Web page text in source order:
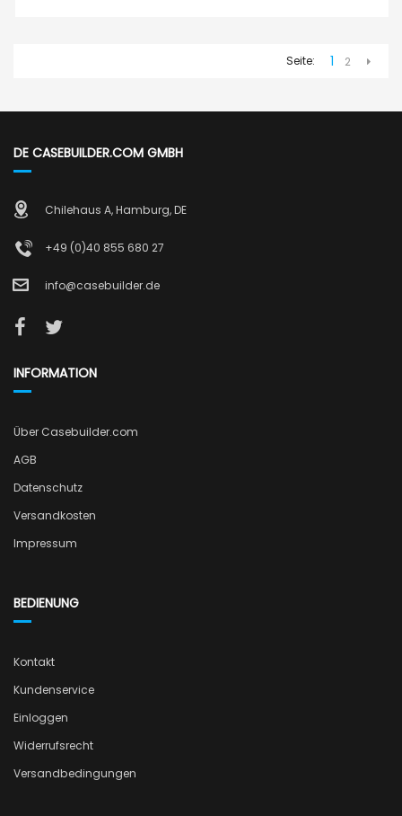
Seite: 1 2
DE CASEBUILDER.COM GMBH
Chilehaus A, Hamburg, DE
+49 (0)40 855 680 27
info@casebuilder.de
INFORMATION
Über Casebuilder.com
AGB
Datenschutz
Versandkosten
Impressum
BEDIENUNG
Kontakt
Kundenservice
Einloggen
Widerrufsrecht
Versandbedingungen